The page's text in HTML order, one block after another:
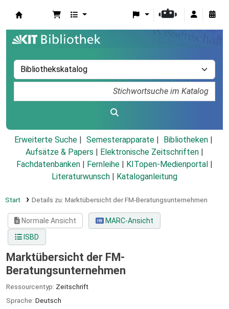
Erweiterte Suche Semesterapparate
Bibliotheken
Aufsätze & Papers
Elektronische Zeitschriften
Fachdatenbanken
Fernleihe KITopen-Medienportal
Literaturwunsch
Kataloganleitung
Start Details zu: Marktübersicht der FM-Beratungsunternehmen
Normale Ansicht
MARC-Ansicht
ISBD
Marktübersicht der FM-
Beratungsunternehmen
Ressourcentyp: Zeitschrift
Sprache: Deutsch